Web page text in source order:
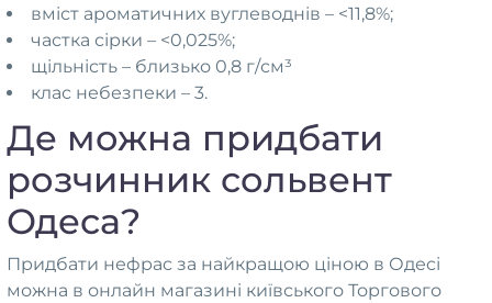
вміст ароматичних вуглеводнів – <11,8%;
частка сірки – <0,025%;
щільність – близько 0,8 г/см³
клас небезпеки – 3.
Де можна придбати
розчинник сольвент
Одеса?
Придбати нефрас за найкращою ціною в Одесі
можна в онлайн магазині київського Торгового